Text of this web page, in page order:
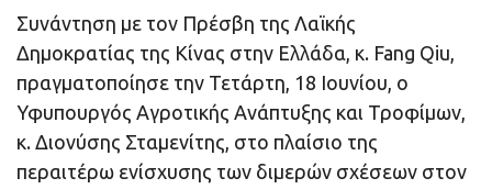
Συνάντηση με τον Πρέσβη της Λαϊκής
Δημοκρατίας της Κίνας στην Ελλάδα, κ. Fang Qiu,
πραγματοποίησε την Τετάρτη, 18 Ιουνίου, ο
Υφυπουργός Αγροτικής Ανάπτυξης και Τροφίμων,
κ. Διονύσης Σταμενίτης, στο πλαίσιο της
περαιτέρω ενίσχυσης των διμερών σχέσεων στον